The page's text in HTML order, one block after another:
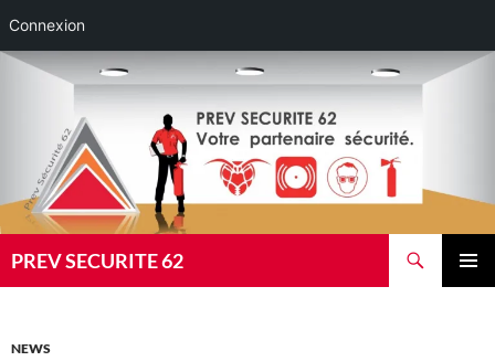
Connexion
Aller
PREV SECURITE 62
NEWS